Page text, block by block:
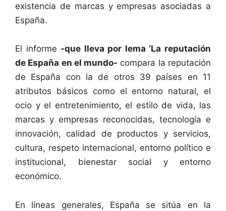
existencia de marcas y empresas asociadas a
España.
El informe -que lleva por lema ‘La reputación
de España en el mundo- compara la reputación
de España con la de otros 39 países en 11
atributos básicos como el entorno natural, el
ocio y el entretenimiento, el estilo de vida, las
marcas y empresas reconocidas, tecnología e
innovación, calidad de productos y servicios,
cultura, respeto internacional, entorno político e
institucional, bienestar social y entorno
económico.
En líneas generales, España se sitúa en la